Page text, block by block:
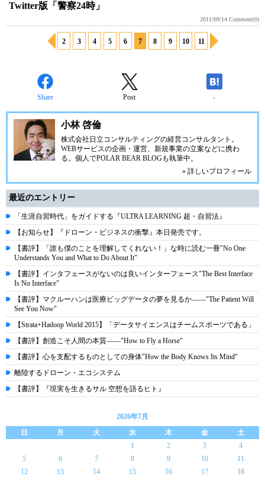
Twitter版「警察24時」
2011/09/14 Comment(0)
2 3 4 5 6 7 8 9 10 11
Share Post -
小林 啓倫
株式会社日立コンサルティングの経営コンサルタント。
WEBサービスの企画・運営、新規事業の立案などに携わ
る。個人でPOLAR BEAR BLOGも執筆中。
» 詳しいプロフィール
最近のエントリー
「生涯自習時代」をガイドする『ULTRA LEARNING 超・自習法』
【お知らせ】『ドローン・ビジネスの衝撃』本日発売です。
【書評】「誰も僕のことを理解してくれない！」な時に読む一冊"No One
Understands You and What to Do About It"
【書評】インタフェースがないのは良いインターフェース"The Best Interface
Is No Interface"
【書評】マクルーハンは医療ビッグデータの夢を見るか――"The Patient Will
See You Now"
【Strata+Hadoop World 2015】「データサイエンスはチームスポーツである」
【書評】創造こそ人間の本質――"How to Fly a Horse"
【書評】心を支配するものとしての身体"How the Body Knows Its Mind"
離陸するドローン・エコシステム
【書評】『現実を生きるサル 空想を語るヒト』
2026年7月
日
月 火 水 木 金
土
1
2 3
4
5
6 7 8 9 10
11
12
13 14 15 16 17
18